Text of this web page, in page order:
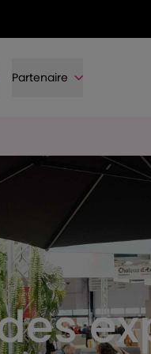
Partenaire